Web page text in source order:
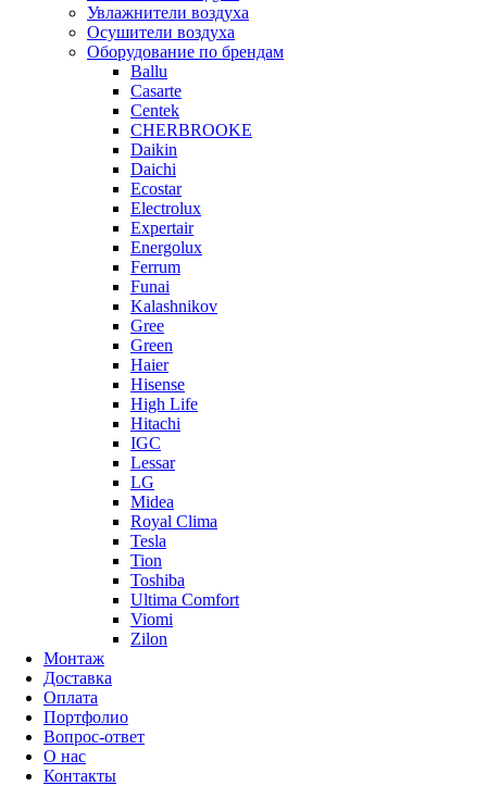
Увлажнители воздуха
Осушители воздуха
Оборудование по брендам
Ballu
Casarte
Centek
CHERBROOKE
Daikin
Daichi
Ecostar
Electrolux
Expertair
Energolux
Ferrum
Funai
Kalashnikov
Gree
Grеen
Haier
Hisense
High Life
Hitachi
IGC
Lessar
LG
Midea
Royal Clima
Tesla
Tion
Toshiba
Ultima Comfort
Viomi
Zilon
Монтаж
Доставка
Оплата
Портфолио
Вопрос-ответ
О нас
Контакты